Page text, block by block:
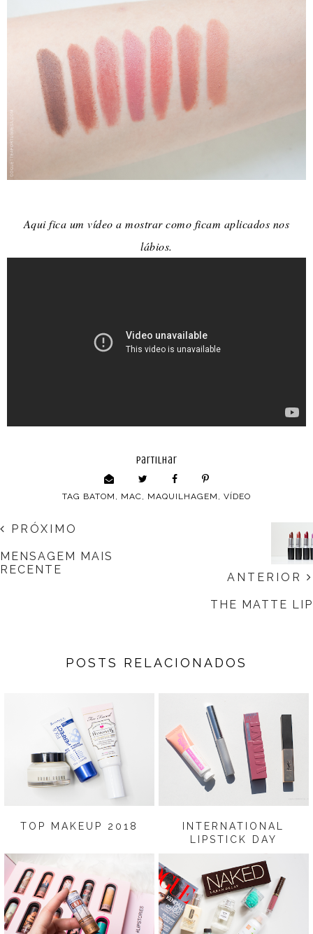
Aqui fica um vídeo a mostrar como ficam aplicados nos
lábios.
partilhar
TAG BATOM MAC MAQUILHAGEM VÍDEO
ANTERIOR
THE MATTE LIP
PRÓXIMO
MENSAGEM MAIS
RECENTE
POSTS RELACIONADOS
TOP MAKEUP 2018
INTERNATIONAL
LIPSTICK DAY